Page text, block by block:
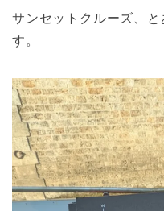
サンセットクルーズ、
す。